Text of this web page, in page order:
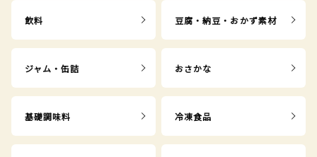
飲料 豆腐・納豆・おかず素材
ジャム・缶詰 おさかな
基礎調味料 冷凍食品